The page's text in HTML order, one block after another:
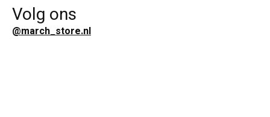
Volg ons
@march_store.nl